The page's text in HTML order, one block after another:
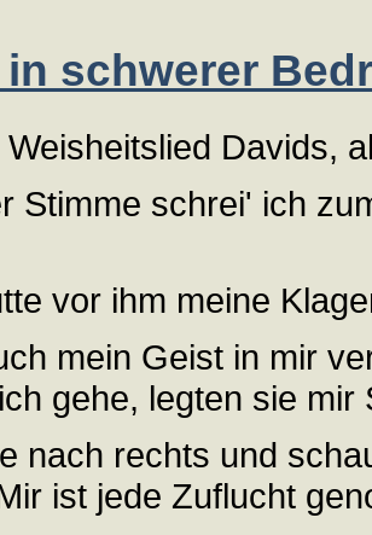
schwerer
Weisheitslied Davids,
Stimme schrei' ich
vor ihm meine
mein Geist in mir
gehe, legten sie mir
nach rechts und
ist jede Zuflucht